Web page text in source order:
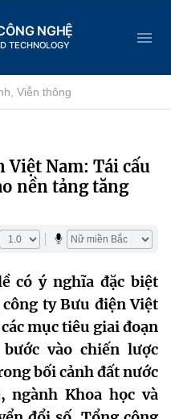
NGHỆ
TECHNOLOGY
Viễn thông
Việt Nam: Tái cấu
nền tảng tăng
có ý nghĩa đặc biệt
ty Bưu điện Việt
mục tiêu giai đoạn
vào chiến lược
bối cảnh đất nước
ngành Khoa học và